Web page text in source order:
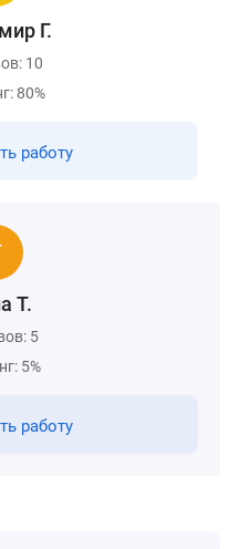
Г.
10
80%
работу
Т.
5
5%
работу